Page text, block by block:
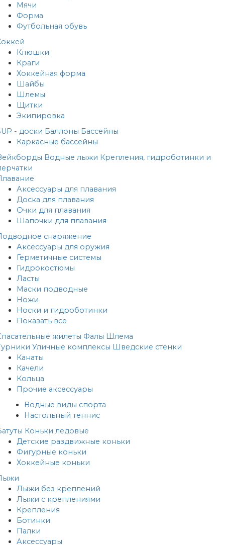
Мячи
Форма
Футбольная обувь
Клюшки
Краги
Хоккейная форма
Шайбы
Шлемы
Щитки
Экипировка
- доски Баллоны Бассейны
Каркасные бассейны
Водные лыжи Крепления, гидроботинки и
Аксессуары для плавания
Доска для плавания
Очки для плавания
Шапочки для плавания
снаряжение
Аксессуары для оружия
Герметичные системы
Гидрокостюмы
Ласты
Маски подводные
Ножи
Носки и гидроботинки
Показать все
жилеты Фалы Шлема
Уличные комплексы Шведские стенки
Канаты
Качели
Кольца
Прочие аксессуары
Водные виды спорта
Настольный теннис
Коньки ледовые
Детские раздвижные коньки
Фигурные коньки
Хоккейные коньки
Лыжи без креплений
Лыжи с креплениями
Крепления
Ботинки
Палки
Аксессуары